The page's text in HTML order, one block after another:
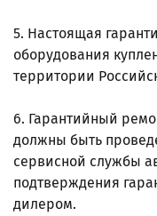
5. Настоящая
оборудования
территории
6. Гарантийный
должны быть
сервисной службы
подтверждения
дилером.